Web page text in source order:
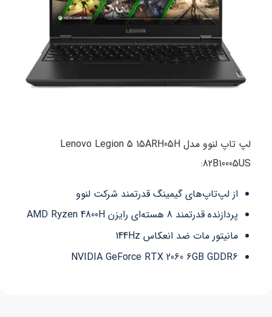
لپ تاپ لنوو مدل Lenovo Legion 5 15ARH05H
82B10005US:
از لپ‌تاپ‌های گیمینگ قدرتمند شرکت لنوو
پردازنده قدرتمند 8 هسته‌ای رایزن AMD Ryzen 4800H
مانیتور مات ضد انعکاس 144Hz
NVIDIA GeForce RTX 2060 6GB GDDR6